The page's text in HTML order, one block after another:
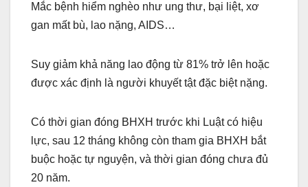
Mắc bệnh hiểm nghèo như ung thư, bại liệt, xơ
gan mất bù, lao nặng, AIDS…
Suy giảm khả năng lao động từ 81% trở lên hoặc
được xác định là người khuyết tật đặc biệt nặng.
Có thời gian đóng BHXH trước khi Luật có hiệu
lực, sau 12 tháng không còn tham gia BHXH bắt
buộc hoặc tự nguyện, và thời gian đóng chưa đủ
20 năm.